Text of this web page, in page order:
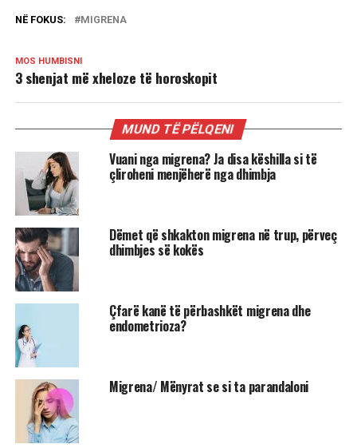
NË FOKUS: MIGRENA
MOS HUMBISNI
3 shenjat më xheloze të horoskopit
MUND TË PËLQENI
Vuani nga migrena? Ja disa këshilla si të
çliroheni menjëherë nga dhimbja
Dëmet që shkakton migrena në trup, përveç
dhimbjes së kokës
Çfarë kanë të përbashkët migrena dhe
endometrioza?
Migrena/ Mënyrat se si ta parandaloni